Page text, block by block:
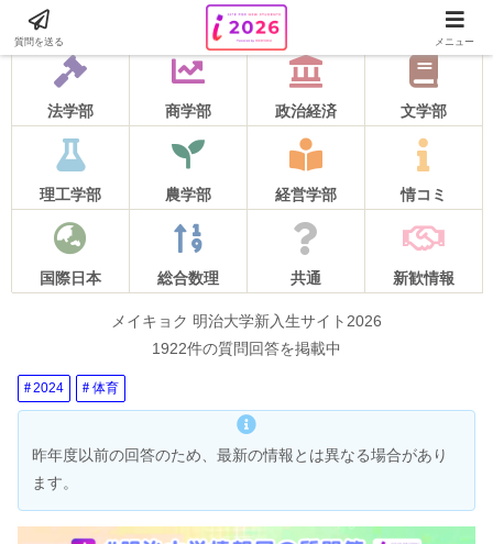
2026年度の質問受け付けは5月16日をもって終了しました！
法学部 商学部 政治経済 文学部
理工学部 農学部 経営学部 情コミ
国際日本 総合数理 共通 新歓情報
メイキョク 明治大学新入生サイト2026
1922件の質問回答を掲載中
2024 体育
昨年度以前の回答のため、最新の情報とは異なる場合があり
ます。
質問を送る メニュー